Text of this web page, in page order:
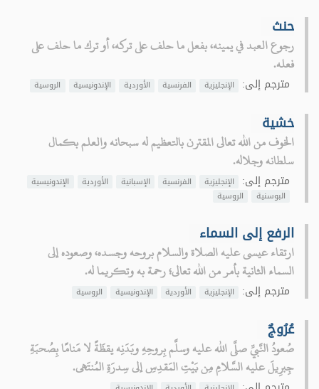
حنث
رجوع العبد في يمينه، بفعل ما حلف على تركه، أو ترك ما حلف على
فعله.
مترجم إلى: الإنجليزية الفرنسية الأوردية الإندونيسية الروسية
خشية
الخوف من الله تعالى المقترن بالتعظيم له سبحانه والعلم بكمال
سلطانه وجلاله.
مترجم إلى: الإنجليزية الفرنسية الإسبانية الأوردية
الإندونيسية
البوسنية
الروسية
الرفع إلى السماء
ارتقاء عيسى عليه الصلاة والسلام بروحه وجسده، وصعوده إلى
السماء الثانية بأمر من الله تعالى؛ رحمة به وتكريما له.
مترجم إلى: الإنجليزية الأوردية الإندونيسية الروسية
عُرُوجٌ
صُعودُ النَّبيِّ صلَّى الله عليه وسلَّم بِروحِهِ وبَدَنِه يقظَةً لا مَنامًا بِصُحبَةِ
جِبرِيلَ عليه السَّلامِ مِن بَيْتِ المَقدِسِ إلى سِدرَةِ المُنتَهى.